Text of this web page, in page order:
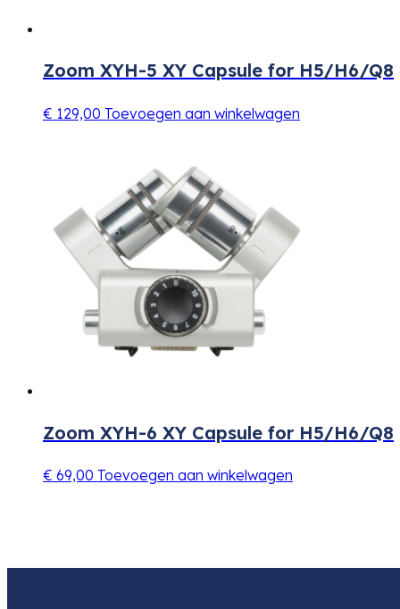
Zoom XYH-5 XY Capsule for H5/H6/Q8
€ 129,00 Toevoegen aan winkelwagen
Zoom XYH-6 XY Capsule for H5/H6/Q8
€ 69,00 Toevoegen aan winkelwagen